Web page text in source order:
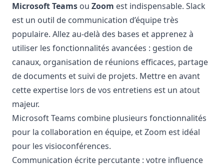
Microsoft Teams ou Zoom est indispensable. Slack
est un outil de communication d’équipe très
populaire. Allez au-delà des bases et apprenez à
utiliser les fonctionnalités avancées : gestion de
canaux, organisation de réunions efficaces, partage
de documents et suivi de projets. Mettre en avant
cette expertise lors de vos entretiens est un atout
majeur.
Microsoft Teams combine plusieurs fonctionnalités
pour la collaboration en équipe, etZoom est idéal
pour les visioconférences.
Communication écrite percutante : votre influence